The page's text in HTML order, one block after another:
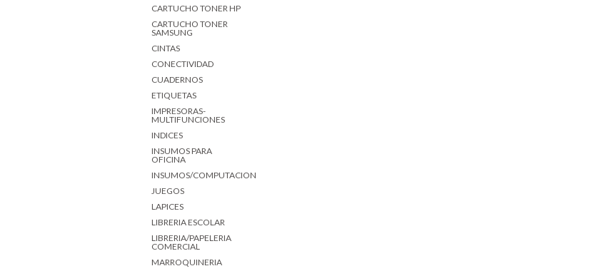
CARTUCHO TONER HP
CARTUCHO TONER
SAMSUNG
CINTAS
CONECTIVIDAD
CUADERNOS
ETIQUETAS
IMPRESORAS-
MULTIFUNCIONES
INDICES
INSUMOS PARA
OFICINA
INSUMOS/COMPUTACION
JUEGOS
LAPICES
LIBRERIA ESCOLAR
LIBRERIA/PAPELERIA
COMERCIAL
MARROQUINERIA